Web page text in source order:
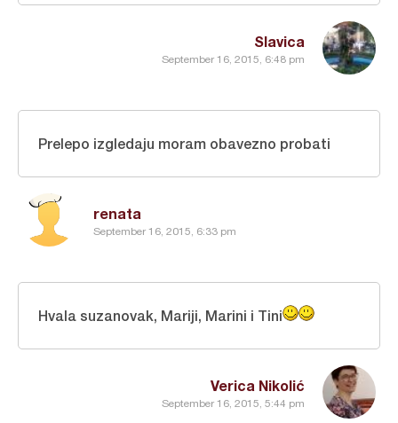
Slavica
September 16, 2015, 6:48 pm
renata
September 16, 2015, 6:33 pm
Prelepo izgledaju moram obavezno probati
Verica Nikolić
September 16, 2015, 5:44 pm
Hvala suzanovak, Mariji, Marini i Tini